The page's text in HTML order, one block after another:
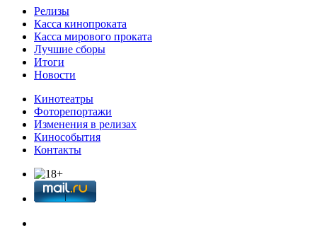
Релизы
Касса кинопроката
Касса мирового проката
Лучшие сборы
Итоги
Новости
Кинотеатры
Фоторепортажи
Изменения в релизах
Кинособытия
Контакты